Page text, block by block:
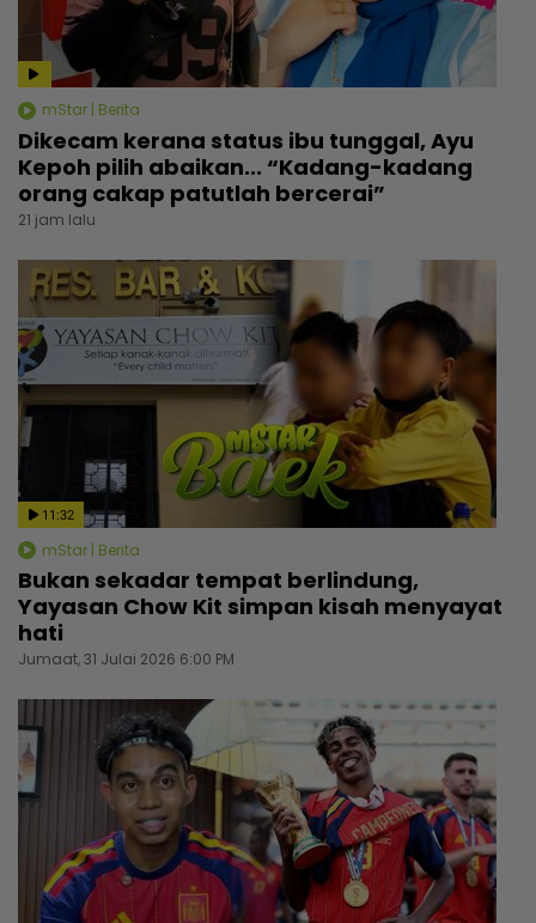
mStar | Berita
Dikecam kerana status ibu tunggal, Ayu
Kepoh pilih abaikan... “Kadang-kadang
orang cakap patutlah bercerai”
21 jam lalu
11:32
mStar | Berita
Bukan sekadar tempat berlindung,
Yayasan Chow Kit simpan kisah menyayat
hati
Jumaat, 31 Julai 2026 6:00 PM